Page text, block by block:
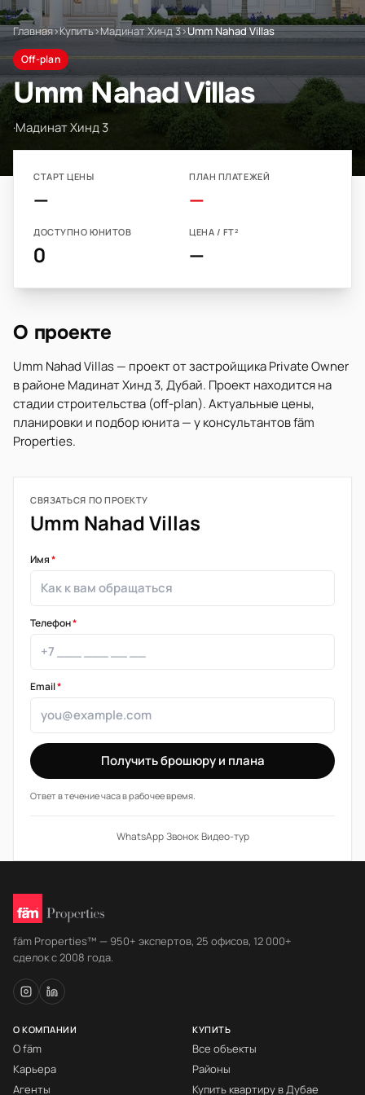
Главная›Купить›Мадинат Хинд 3›Umm Nahad Villas
Off-plan
Umm Nahad Villas
·Мадинат Хинд 3
СТАРТ ЦЕНЫ
—
ПЛАН ПЛАТЕЖЕЙ
—
ДОСТУПНО ЮНИТОВ
0
ЦЕНА / FT²
—
О проекте
Umm Nahad Villas — проект от застройщика Private Owner
в районе Мадинат Хинд 3, Дубай. Проект находится на
стадии строительства (off-plan). Актуальные цены,
планировки и подбор юнита — у консультантов fäm
Properties.
СВЯЗАТЬСЯ ПО ПРОЕКТУ
Umm Nahad Villas
Имя*
Телефон*
Email*
Получить брошюру и плана
Ответ в течение часа в рабочее время.
WhatsApp·Звонок·Видео-тур
fäm Properties™ — 950+ экспертов, 25 офисов, 12 000+
сделок с 2008 года.
О КОМПАНИИ
О fäm
Карьера
Агенты
КУПИТЬ
Все объекты
Районы
Купить квартиру в Дубае